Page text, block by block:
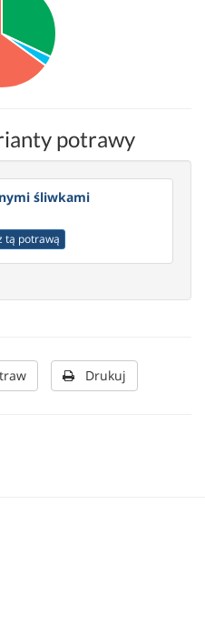
potrawy
śliwkami
tą potrawą
Drukuj